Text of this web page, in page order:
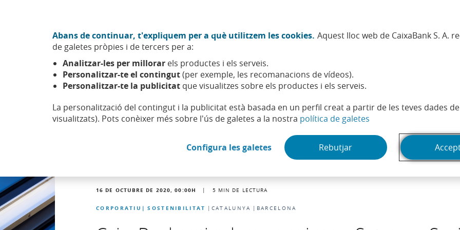
Abans de continuar, t'expliquem per a què utilitzem les cookies. Aquest lloc web de CaixaBank S. A.
de galetes pròpies i de tercers per a:
Analitzar-les per millorar els productes i els serveis.
Personalitzar-te el contingut(per exemple, les recomanacions de vídeos).
Personalitzar-te la publicitat que visualitzes sobre els productes i els serveis.
La personalització del contingut i la publicitat està basada en un perfil creat a partir de les teves dades
visualitzats). Pots conèixer més sobre l'ús de galetes a la nostra política de galetes
Configura les galetes(Obre en finestra nova)
Rebutjar
Sobre nosaltres Accionistes i inversors
Actualitat Noticies
16 DE OCTUBRE DE 2020, 00:00H 5 MIN DE LECTURA
CORPORATIU SOSTENIBILITAT CATALUNYA BARCELONA